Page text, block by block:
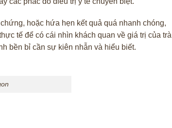
hoặc hứa hẹn kết quả quá nhanh chóng,
tế để có cái nhìn khách quan về giá trị của trà
bền bỉ cần sự kiên nhẫn và hiểu biết.